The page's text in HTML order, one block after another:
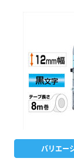
バリエー